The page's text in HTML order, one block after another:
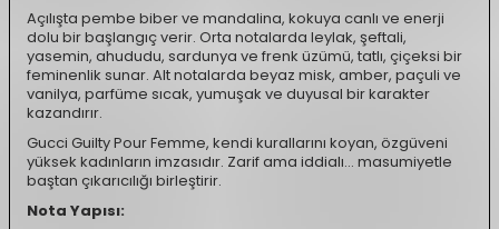
Açılışta pembe biber ve mandalina, kokuya canlı ve enerji
dolu bir başlangıç verir. Orta notalarda leylak, şeftali,
yasemin, ahududu, sardunya ve frenk üzümü, tatlı, çiçeksi bir
feminenlik sunar. Alt notalarda beyaz misk, amber, paçuli ve
vanilya, parfüme sıcak, yumuşak ve duyusal bir karakter
kazandırır.
Gucci Guilty Pour Femme, kendi kurallarını koyan, özgüveni
yüksek kadınların imzasıdır. Zarif ama iddialı… masumiyetle
baştan çıkarıcılığı birleştirir.
Nota Yapısı: